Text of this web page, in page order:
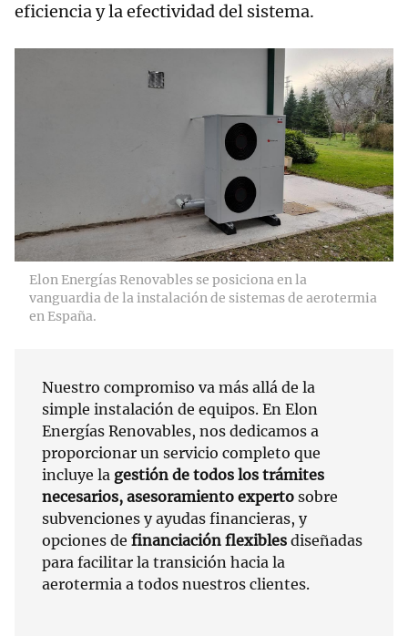
eficiencia y la efectividad del sistema.
Elon Energías Renovables se posiciona en la
vanguardia de la instalación de sistemas de aerotermia
en España.
Nuestro compromiso va más allá de la
simple instalación de equipos. En Elon
Energías Renovables, nos dedicamos a
proporcionar un servicio completo que
incluye la gestión de todos los trámites
necesarios, asesoramiento experto sobre
subvenciones y ayudas financieras, y
opciones de financiación flexibles diseñadas
para facilitar la transición hacia la
aerotermia a todos nuestros clientes.